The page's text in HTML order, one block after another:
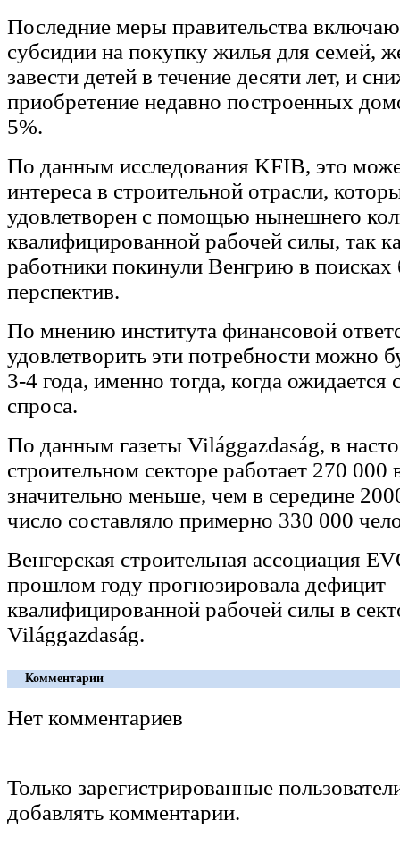
Последние меры правительства
субсидии на покупку жилья для семей,
завести детей в течение десяти лет, и
приобретение недавно построенных
5%.
По данным исследования KFIB, это
интереса в строительной отрасли,
удовлетворен с помощью нынешнего
квалифицированной рабочей силы, так
работники покинули Венгрию в
перспектив.
По мнению института финансовой
удовлетворить эти потребности можно
3-4 года, именно тогда, когда ожидается
спроса.
По данным газеты Világgazdaság, в
строительном секторе работает 270 000
значительно меньше, чем в середине
число составляло примерно 330 000
Венгерская строительная ассоциация
прошлом году прогнозировала дефицит
квалифицированной рабочей силы в
Világgazdaság.
Комментарии
Нет комментариев
Только зарегистрированные
добавлять комментарии.